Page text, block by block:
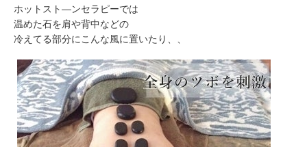
ホットスト―ンセラピーでは
温めた石を肩や背中などの
冷えてる部分にこんな風に置いたり、、